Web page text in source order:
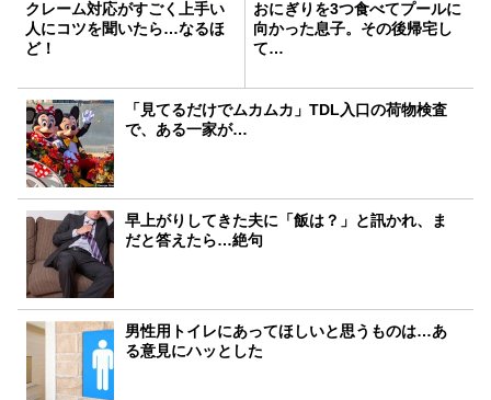
クレーム対応がすごく上手い
人にコツを聞いたら…なるほ
ど！
おにぎりを3つ食べてプールに
向かった息子。その後帰宅し
て…
「見てるだけでムカムカ」TDL入口の荷物検査
で、ある一家が…
早上がりしてきた夫に「飯は？」と訊かれ、ま
だと答えたら…絶句
男性用トイレにあってほしいと思うものは…あ
る意見にハッとした